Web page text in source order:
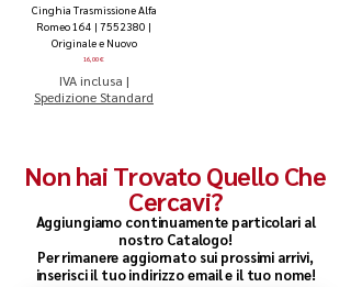
Cinghia Trasmissione Alfa
Romeo 164 | 7552380 |
Originale e Nuovo
Prezzo
16,00 €
IVA inclusa |
Spedizione Standard
Non hai Trovato Quello Che
Cercavi?
Aggiungiamo continuamente particolari al
nostro Catalogo!
Per rimanere aggiornato sui prossimi arrivi,
inserisci il tuo indirizzo email e il tuo nome!